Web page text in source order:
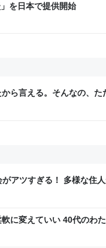
を日本で提供開始
ら言える。そんなの、た
アツすぎる！ 多様な住
ど“街の価値向上”戦略 東
に変えていい 40代のわ
ーアイデム